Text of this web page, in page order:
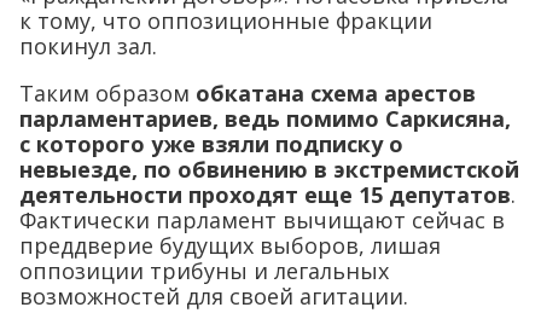
к тому, что оппозиционные фракции
покинул зал.
Таким образом обкатана схема арестов
парламентариев, ведь помимо Саркисяна,
с которого уже взяли подписку о
невыезде, по обвинению в экстремистской
деятельности проходят еще 15 депутатов.
Фактически парламент вычищают сейчас в
преддверие будущих выборов, лишая
оппозиции трибуны и легальных
возможностей для своей агитации.